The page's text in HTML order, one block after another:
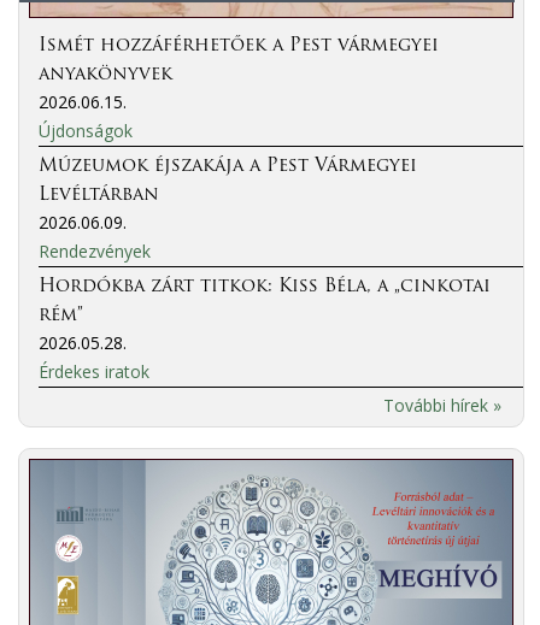
Ismét hozzáférhetőek a Pest vármegyei
anyakönyvek
2026.06.15.
Újdonságok
Múzeumok éjszakája a Pest Vármegyei
Levéltárban
2026.06.09.
Rendezvények
Hordókba zárt titkok: Kiss Béla, a „cinkotai
rém”
2026.05.28.
Érdekes iratok
További hírek »